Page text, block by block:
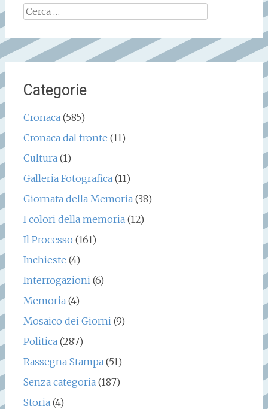
Ricerca
per:
Categorie
Cronaca (585)
Cronaca dal fronte (11)
Cultura (1)
Galleria Fotografica (11)
Giornata della Memoria (38)
I colori della memoria (12)
Il Processo (161)
Inchieste (4)
Interrogazioni (6)
Memoria (4)
Mosaico dei Giorni (9)
Politica (287)
Rassegna Stampa (51)
Senza categoria (187)
Storia (4)